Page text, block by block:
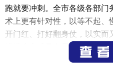
跑就要冲刺。全市各级各部
术上更有针对性，以等不起、
开门红、打好翻身仗，以实而
进经济高质量发展，为全国全
加强统筹调度、构建工作闭环